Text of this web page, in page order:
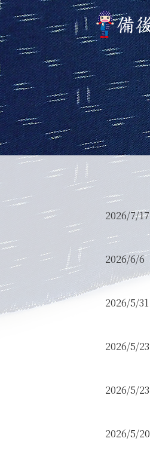
2026/7/17
2026/6/6
2026/5/31
2026/5/23
2026/5/23
2026/5/20